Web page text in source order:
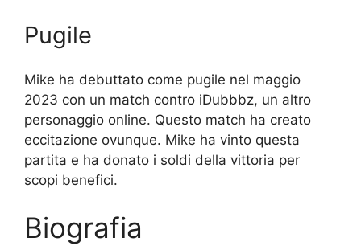
Pugile
Mike ha debuttato come pugile nel maggio
2023 con un match contro iDubbbz, un altro
personaggio online. Questo match ha creato
eccitazione ovunque. Mike ha vinto questa
partita e ha donato i soldi della vittoria per
scopi benefici.
Biografia